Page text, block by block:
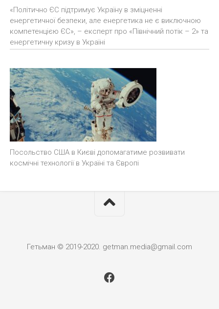
«Політично ЄС підтримує Україну в зміцненні
енергетичної безпеки, але енергетика не є виключною
компетенцією ЄС», – експерт про «Північний потік – 2» та
енергетичну кризу в Україні
Посольство США в Києві допомагатиме розвивати
космічні технології в Україні та Європі
Гетьман © 2019-2020. getman.media@gmail.com